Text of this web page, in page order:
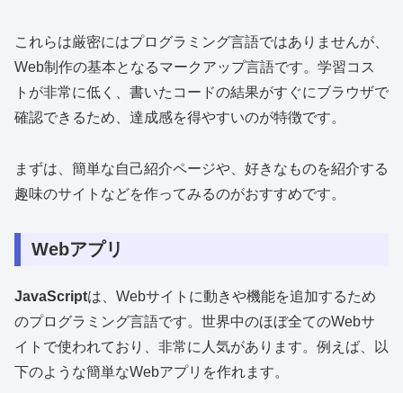
これらは厳密にはプログラミング言語ではありませんが、
Web制作の基本となるマークアップ言語です。学習コス
トが非常に低く、書いたコードの結果がすぐにブラウザで
確認できるため、達成感を得やすいのが特徴です。
まずは、簡単な自己紹介ページや、好きなものを紹介する
趣味のサイトなどを作ってみるのがおすすめです。
Webアプリ
JavaScriptは、Webサイトに動きや機能を追加するため
のプログラミング言語です。世界中のほぼ全てのWebサ
イトで使われており、非常に人気があります。例えば、以
下のような簡単なWebアプリを作れます。